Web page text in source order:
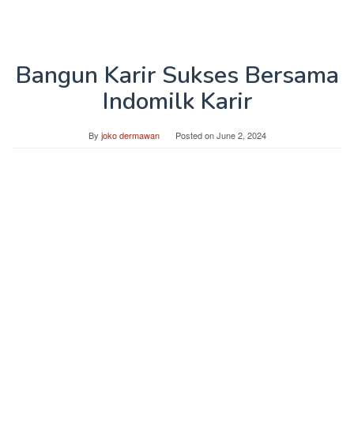
Bangun Karir Sukses Bersama
Indomilk Karir
By joko dermawan Posted onJune 2, 2024